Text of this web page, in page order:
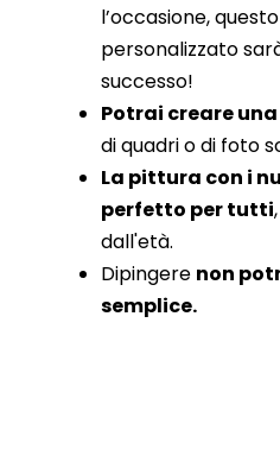
l’occasione,
personalizzato
successo!
Potrai creare
di quadri o di foto
La pittura con i
perfetto per tutti
dall'età.
Dipingere non
semplice.